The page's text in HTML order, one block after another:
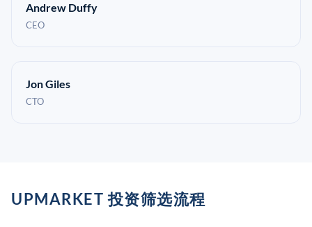
Andrew Duffy
CEO
Jon Giles
CTO
UPMARKET 投资筛选流程